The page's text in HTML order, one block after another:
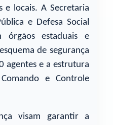
e locais. A Secretaria
e Defesa Social
órgãos estaduais e
de segurança
agentes e a estrutura
e Controle
visam garantir a